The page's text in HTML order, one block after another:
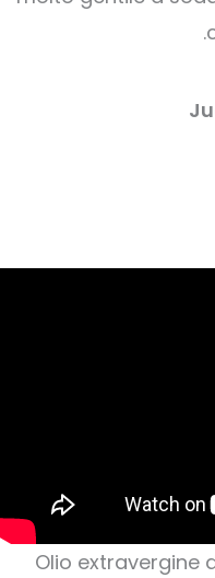
Olio extravergine